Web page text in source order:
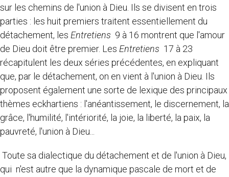
sur les chemins de l'union à Dieu. Ils se divisent en trois
parties : les huit premiers traitent essentiellement du
détachement, les Entretiens 9 à 16 montrent que l'amour
de Dieu doit être premier. Les Entretiens 17 à 23
récapitulent les deux séries précédentes, en expliquant
que, par le détachement, on en vient à l'union à Dieu. Ils
proposent également une sorte de lexique des principaux
thèmes eckhartiens : l'anéantissement, le discernement, la
grâce, l'humilité, l'intériorité, la joie, la liberté, la paix, la
pauvreté, l'union à Dieu...
Toute sa dialectique du détachement et de l'union à Dieu,
qui n'est autre que la dynamique pascale de mort et de